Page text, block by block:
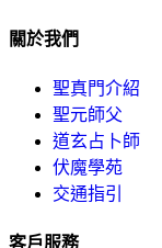
關於我們
聖真門介紹
聖元師父
道玄占卜師
伏魔學苑
交通指引
客戶服務